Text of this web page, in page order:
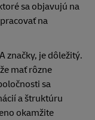
sa objavujú na
na
značky, je dôležitý.
mať rôzne
sa
a štruktúru
okamžite